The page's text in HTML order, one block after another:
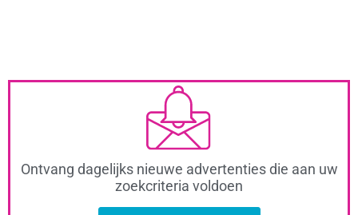
Ontvang dagelijks nieuwe advertenties die aan uw
zoekcriteria voldoen